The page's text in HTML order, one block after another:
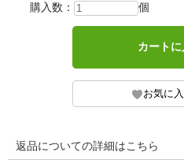
購入数： 個
返品についての詳細はこちら